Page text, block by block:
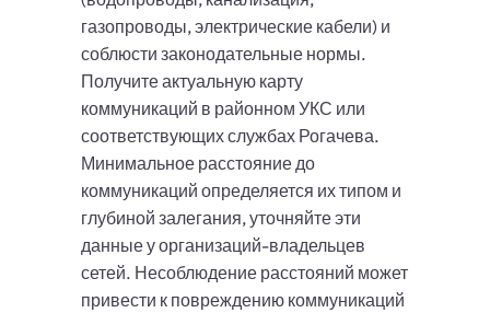
газопроводы, электрические кабели) и
соблюсти законодательные нормы.
Получите актуальную карту
коммуникаций в районном УКС или
соответствующих службах Рогачева.
Минимальное расстояние до
коммуникаций определяется их типом и
глубиной залегания, уточняйте эти
данные у организаций-владельцев
сетей. Несоблюдение расстояний может
привести к повреждению коммуникаций